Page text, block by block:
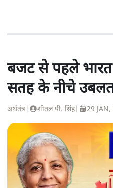
बजट से पहले भारत
सतह के नीचे
अर्थतंत्र शीतल पी. सिंह| 29